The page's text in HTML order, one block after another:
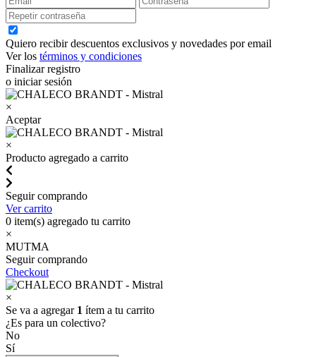
Quiero recibir descuentos exclusivos y novedades por email
Ver los términos y condiciones
Finalizar registro
o iniciar sesión
×
Aceptar
×
Producto agregado a carrito
Seguir comprando
Ver carrito
0 item(s) agregado tu carrito
×
MUTMA
Seguir comprando
Checkout
×
Se va a agregar 1 ítem a tu carrito
¿Es para un colectivo?
No
Sí